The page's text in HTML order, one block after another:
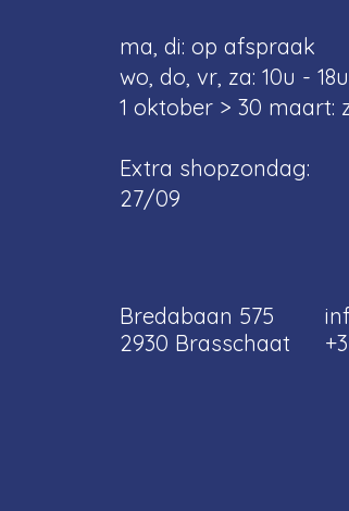
ma, di: op afspraak
wo, do, vr, za: 10u - 18u
1 oktober > 30 maart:
Extra shopzondag:
27/09
Bredabaan 575
2930 Brasschaat